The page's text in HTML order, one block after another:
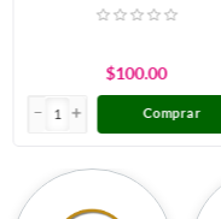
$100.00
Comprar